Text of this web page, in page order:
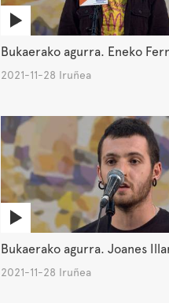
Bukaerako agurra. Eneko
2021-11-28 Iruñea
Bukaerako agurra. Joanes
2021-11-28 Iruñea